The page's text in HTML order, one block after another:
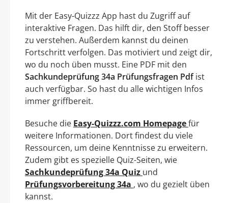
Mit der Easy-Quizzz App hast du Zugriff auf
interaktive Fragen. Das hilft dir, den Stoff besser
zu verstehen. Außerdem kannst du deinen
Fortschritt verfolgen. Das motiviert und zeigt dir,
wo du noch üben musst. Eine PDF mit den
Sachkundeprüfung 34a Prüfungsfragen Pdfist
auch verfügbar. So hast du alle wichtigen Infos
immer griffbereit.
Besuche die Easy-Quizzz.com Homepagefür
weitere Informationen. Dort findest du viele
Ressourcen, um deine Kenntnisse zu erweitern.
Zudem gibt es spezielle Quiz-Seiten, wie
Sachkundeprüfung 34a Quiz und
Prüfungsvorbereitung 34a , wo du gezielt üben
kannst.